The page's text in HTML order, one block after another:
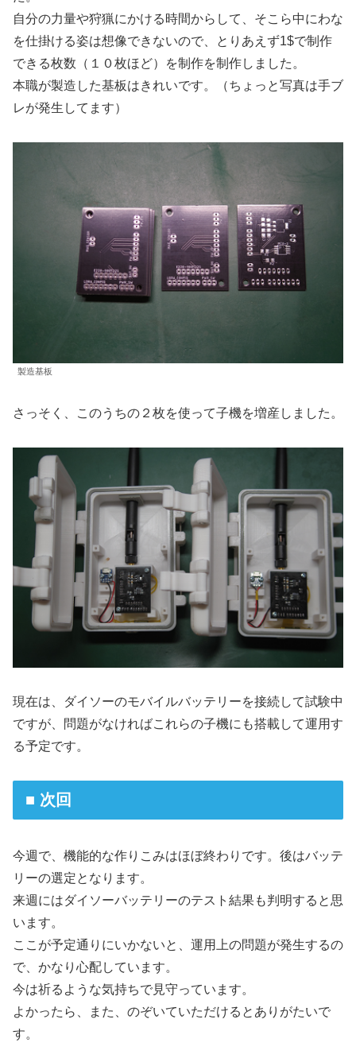
自分の力量や狩猟にかける時間からして、そこら中にわな
を仕掛ける姿は想像できないので、とりあえず1$で制作
できる枚数（１０枚ほど）を制作を制作しました。
本職が製造した基板はきれいです。（ちょっと写真は手ブ
レが発生してます）
製造基板
さっそく、このうちの２枚を使って子機を増産しました。
現在は、ダイソーのモバイルバッテリーを接続して試験中
ですが、問題がなければこれらの子機にも搭載して運用す
る予定です。
■ 次回
今週で、機能的な作りこみはほぼ終わりです。後はバッテ
リーの選定となります。
来週にはダイソーバッテリーのテスト結果も判明すると思
います。
ここが予定通りにいかないと、運用上の問題が発生するの
で、かなり心配しています。
今は祈るような気持ちで見守っています。
よかったら、また、のぞいていただけるとありがたいで
す。